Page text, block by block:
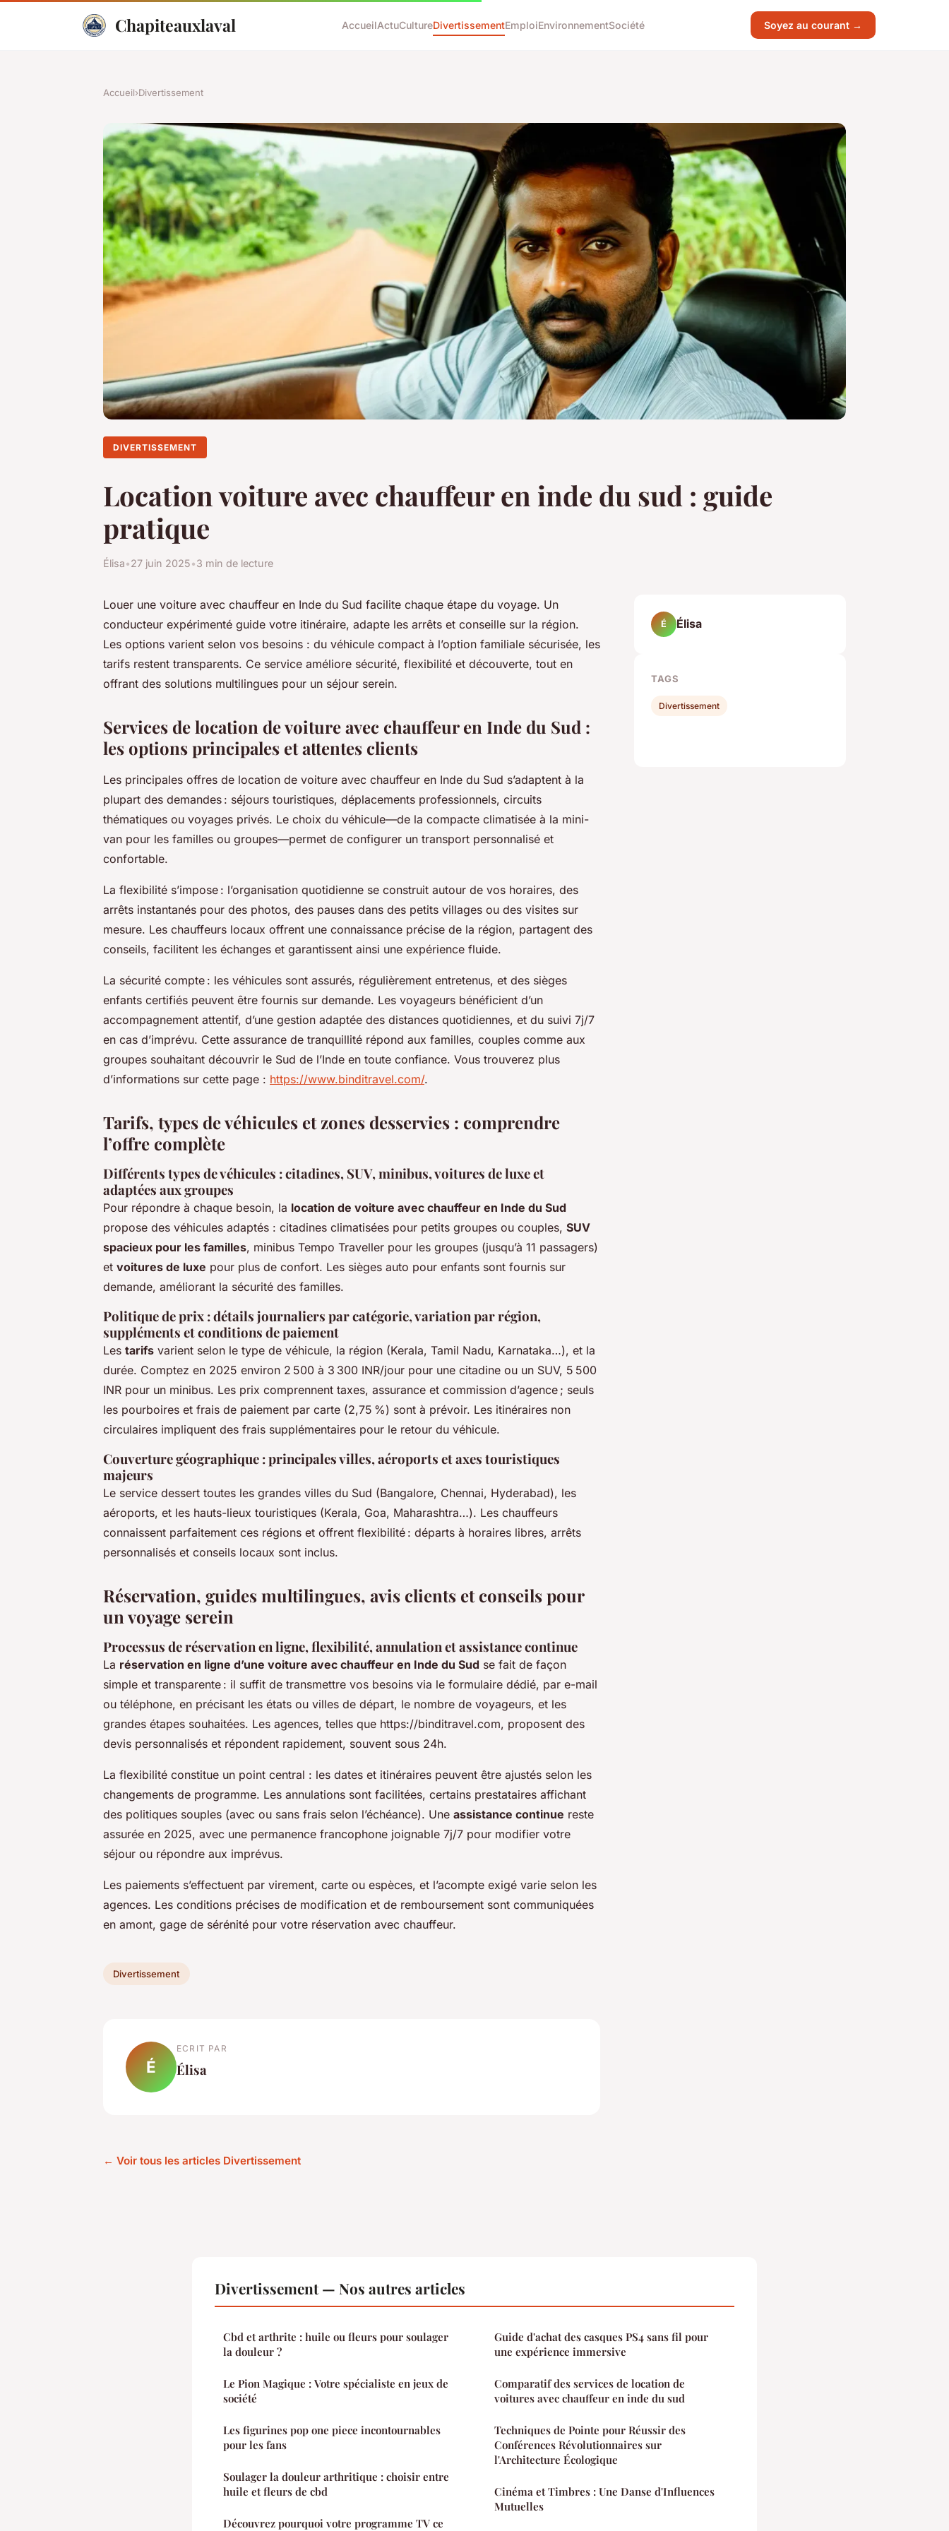
Chapiteauxlaval AccueilActuCultureDivertissementEmploiEnvironnementSociété Soyez au courant →
Accueil›Divertissement
DIVERTISSEMENT
Location voiture avec chauffeur en inde du sud : guide
pratique
Élisa•27 juin 2025•3 min de lecture
Louer une voiture avec chauffeur en Inde du Sud facilite chaque étape du voyage. Un
conducteur expérimenté guide votre itinéraire, adapte les arrêts et conseille sur la région.
Les options varient selon vos besoins : du véhicule compact à l’option familiale sécurisée, les
tarifs restent transparents. Ce service améliore sécurité, flexibilité et découverte, tout en
offrant des solutions multilingues pour un séjour serein.
Services de location de voiture avec chauffeur en Inde du Sud :
les options principales et attentes clients
Les principales offres de location de voiture avec chauffeur en Inde du Sud s’adaptent à la
plupart des demandes : séjours touristiques, déplacements professionnels, circuits
thématiques ou voyages privés. Le choix du véhicule—de la compacte climatisée à la mini-
van pour les familles ou groupes—permet de configurer un transport personnalisé et
confortable.
La flexibilité s’impose : l’organisation quotidienne se construit autour de vos horaires, des
arrêts instantanés pour des photos, des pauses dans des petits villages ou des visites sur
mesure. Les chauffeurs locaux offrent une connaissance précise de la région, partagent des
conseils, facilitent les échanges et garantissent ainsi une expérience fluide.
La sécurité compte : les véhicules sont assurés, régulièrement entretenus, et des sièges
enfants certifiés peuvent être fournis sur demande. Les voyageurs bénéficient d’un
accompagnement attentif, d’une gestion adaptée des distances quotidiennes, et du suivi 7j/7
en cas d’imprévu. Cette assurance de tranquillité répond aux familles, couples comme aux
groupes souhaitant découvrir le Sud de l’Inde en toute confiance. Vous trouverez plus
d’informations sur cette page : https://www.binditravel.com/.
Tarifs, types de véhicules et zones desservies : comprendre
l’offre complète
Différents types de véhicules : citadines, SUV, minibus, voitures de luxe et
adaptées aux groupes
Pour répondre à chaque besoin, la location de voiture avec chauffeur en Inde du Sud
propose des véhicules adaptés : citadines climatisées pour petits groupes ou couples, SUV
spacieux pour les familles, minibus Tempo Traveller pour les groupes (jusqu’à 11 passagers)
et voitures de luxe pour plus de confort. Les sièges auto pour enfants sont fournis sur
demande, améliorant la sécurité des familles.
Politique de prix : détails journaliers par catégorie, variation par région,
suppléments et conditions de paiement
Les tarifs varient selon le type de véhicule, la région (Kerala, Tamil Nadu, Karnataka…), et la
durée. Comptez en 2025 environ 2 500 à 3 300 INR/jour pour une citadine ou un SUV, 5 500
INR pour un minibus. Les prix comprennent taxes, assurance et commission d’agence ; seuls
les pourboires et frais de paiement par carte (2,75 %) sont à prévoir. Les itinéraires non
circulaires impliquent des frais supplémentaires pour le retour du véhicule.
Couverture géographique : principales villes, aéroports et axes touristiques
majeurs
Le service dessert toutes les grandes villes du Sud (Bangalore, Chennai, Hyderabad), les
aéroports, et les hauts-lieux touristiques (Kerala, Goa, Maharashtra…). Les chauffeurs
connaissent parfaitement ces régions et offrent flexibilité : départs à horaires libres, arrêts
personnalisés et conseils locaux sont inclus.
Réservation, guides multilingues, avis clients et conseils pour
un voyage serein
Processus de réservation en ligne, flexibilité, annulation et assistance continue
La réservation en ligne d’une voiture avec chauffeur en Inde du Sud se fait de façon
simple et transparente : il suffit de transmettre vos besoins via le formulaire dédié, par e-mail
ou téléphone, en précisant les états ou villes de départ, le nombre de voyageurs, et les
grandes étapes souhaitées. Les agences, telles que https://binditravel.com, proposent des
devis personnalisés et répondent rapidement, souvent sous 24h.
La flexibilité constitue un point central : les dates et itinéraires peuvent être ajustés selon les
changements de programme. Les annulations sont facilitées, certains prestataires affichant
des politiques souples (avec ou sans frais selon l’échéance). Une assistance continue reste
assurée en 2025, avec une permanence francophone joignable 7j/7 pour modifier votre
séjour ou répondre aux imprévus.
Les paiements s’effectuent par virement, carte ou espèces, et l’acompte exigé varie selon les
agences. Les conditions précises de modification et de remboursement sont communiquées
en amont, gage de sérénité pour votre réservation avec chauffeur.
Divertissement
É
ECRIT PAR
Élisa
← Voir tous les articles Divertissement
É Élisa
TAGS
Divertissement
Divertissement — Nos autres articles
Cbd et arthrite : huile ou fleurs pour soulager
la douleur ?
Le Pion Magique : Votre spécialiste en jeux de
société
Les figurines pop one piece incontournables
pour les fans
Soulager la douleur arthritique : choisir entre
huile et fleurs de cbd
Découvrez pourquoi votre programme TV ce
Guide d'achat des casques PS4 sans fil pour
une expérience immersive
Comparatif des services de location de
voitures avec chauffeur en inde du sud
Techniques de Pointe pour Réussir des
Conférences Révolutionnaires sur
l'Architecture Écologique
Cinéma et Timbres : Une Danse d'Influences
Mutuelles